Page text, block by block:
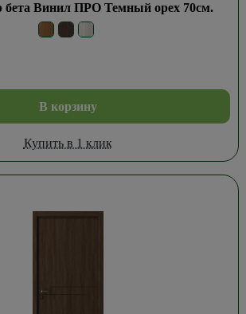
бета Винил ПРО Темный орех 70см.
В корзину
Купить в 1 клик